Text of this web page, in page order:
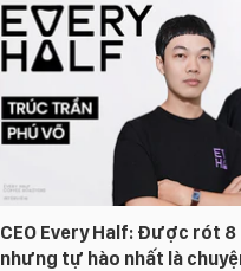
CEO Every Half: Được rót 8
nhưng tự hào nhất là